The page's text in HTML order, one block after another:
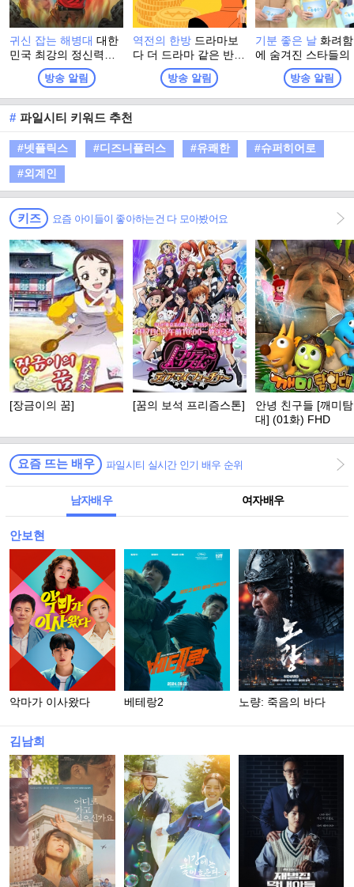
귀신 잡는 해병대대한
민국 최강의 정신력을
자부하는 해병대 출신
들이 모여, 이번엔 진짜
귀신을 잡으러 심령 스
폿으로 떠난다! 실제 무
속인들이 경험한 기이
한 사건과 금기, 그리고
사람들 사이에 떠도는
괴담을 눈앞에서 확인
하는 한여름 납량 오컬
트 수색 버라이어티!
방송 알림
역전의 한방 드라마보
다 더 드라마 같은 반전
인생 추적 스토리 프로
방송 알림
기분 좋은 날화려
에 숨겨진 스타들의
솔한 이야기와 이색
소에서 펼쳐지는 스
들의 특별한 체험.
이 함께하는 명강의
생활에 유익한 다양
방송 알림
# 파일시티 키워드 추천
#넷플릭스 #디즈니플러스 #유쾌한
#슈퍼히어로
#외계인
키즈 요즘 아이들이 좋아하는건 다 모아봤어요
[장금이의 꿈] [꿈의 보석 프리즘스톤]
안녕 친구들 [깨미
대] (01화) FHD
요즘 뜨는 배우 파일시티 실시간 인기 배우 순위
남자배우 여자배우
안보현
악마가 이사왔다 베테랑2 노량: 죽음의 바다
김남희